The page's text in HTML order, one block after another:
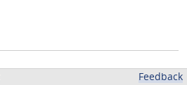
Feedback